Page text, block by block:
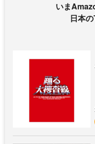
いま
日本